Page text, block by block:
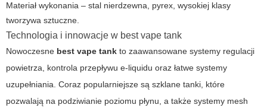
Materiał wykonania – stal nierdzewna, pyrex, wysokiej klasy
tworzywa sztuczne.
Technologia i innowacje w best vape tank
Nowoczesne best vape tank to zaawansowane systemy regulacji
powietrza, kontrola przepływu e-liquidu oraz łatwe systemy
uzupełniania. Coraz popularniejsze są szklane tanki, które
pozwalają na podziwianie poziomu płynu, a także systemy mesh